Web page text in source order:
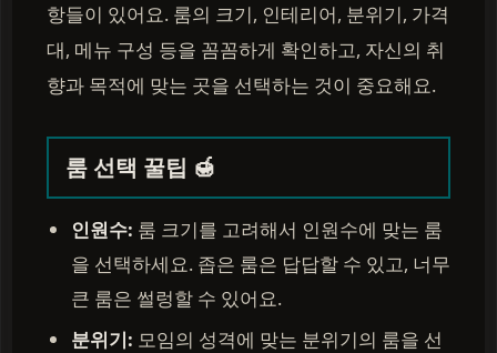
항들이 있어요. 룸의 크기, 인테리어, 분위기, 가격
대, 메뉴 구성 등을 꼼꼼하게 확인하고, 자신의 취
향과 목적에 맞는 곳을 선택하는 것이 중요해요.
룸 선택 꿀팁 🍯
인원수: 룸 크기를 고려해서 인원수에 맞는 룸
을 선택하세요. 좁은 룸은 답답할 수 있고, 너무
큰 룸은 썰렁할 수 있어요.
분위기: 모임의 성격에 맞는 분위기의 룸을 선